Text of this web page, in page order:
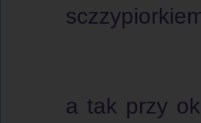
a tak przy